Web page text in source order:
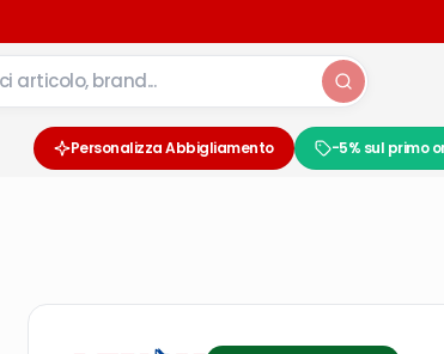
Personalizza Abbigliamento -5% sul primo